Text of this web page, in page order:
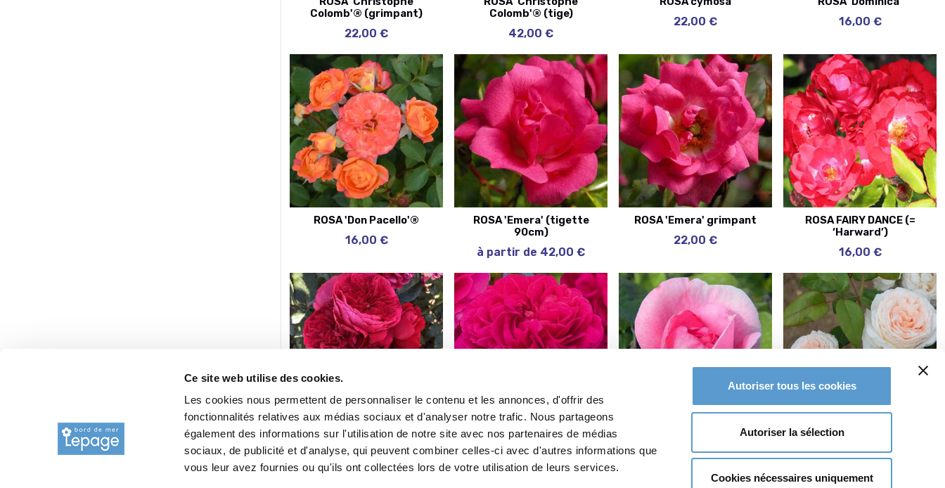
Ce site web utilise des cookies.
Les cookies nous permettent de personnaliser le contenu et les annonces, d'offrir des
fonctionnalités relatives aux médias sociaux et d'analyser notre trafic. Nous partageons
également des informations sur l'utilisation de notre site avec nos partenaires de médias
sociaux, de publicité et d'analyse, qui peuvent combiner celles-ci avec d'autres informations que
vous leur avez fournies ou qu'ils ont collectées lors de votre utilisation de leurs services.
Autoriser tous les cookies
Autoriser la sélection
Cookies nécessaires uniquement
Colomb'® (grimpant)
22,00 €
Colomb'® (tige)
42,00 €
22,00 € 16,00 €
ROSA 'Don Pacello'®
16,00 €
ROSA 'Emera' (tigette
90cm)
à partir de 42,00 €
ROSA 'Emera' grimpant
22,00 €
ROSA FAIRY DANCE (=
‘Harward’)
16,00 €
ROSA 'Florentina'
22,00 €
ROSA 'Gabriel Oak'® ROSA 'Gertrud Jekyll'®
16,00 €
ROSA 'Gruaud La Rose'®
16,00 €